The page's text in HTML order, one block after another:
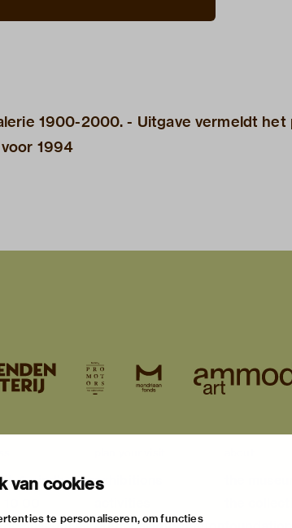
van cookies
te personaliseren, om functies
1900-2000. - Uitgave vermeldt
1994
2 eindhovenexhibitions